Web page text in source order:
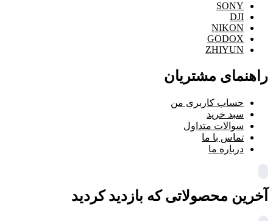
SONY
DJI
NIKON
GODOX
ZHIYUN
راهنمای مشتریان
حساب کاربری من
سبد خرید
سوالات متداول
تماس با ما
درباره ما
آخرین محصولاتی که بازدید کردید